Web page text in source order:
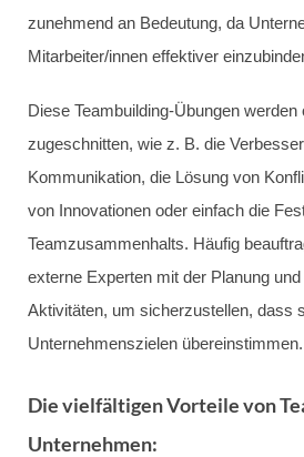
zunehmend an Bedeutung, da
Mitarbeiter/innen effektiver
Diese Teambuilding-Übungen
zugeschnitten, wie z. B. die
Kommunikation, die Lösung von
von Innovationen oder einfach die
Teamzusammenhalts. Häufig
externe Experten mit der Planung
Aktivitäten, um sicherzustellen, dass
Unternehmenszielen übereinstimmen.
Die vielfältigen Vorteile von
Unternehmen: